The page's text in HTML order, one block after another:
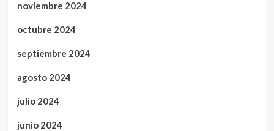
noviembre 2024
octubre 2024
septiembre 2024
agosto 2024
julio 2024
junio 2024